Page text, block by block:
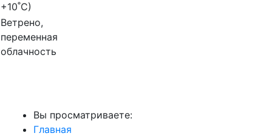
+10˚C)
Ветрено,
переменная
облачность
Вы просматриваете:
Главная